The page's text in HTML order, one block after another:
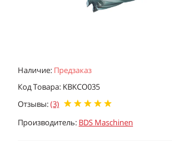
Наличие: Предзаказ
Код Товара: KBKCO035
Отзывы:(3)
Производитель: BDS Maschinen